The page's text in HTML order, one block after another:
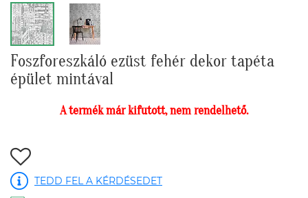
Foszforeszkáló ezüst fehér dekor tapéta
épület mintával
A termék már kifutott, nem rendelhető.
TEDD FEL A KÉRDÉSEDET